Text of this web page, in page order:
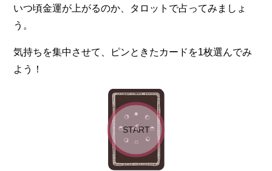
いつ頃金運が上がるのか、タロットで占ってみましょ
う。
気持ちを集中させて、ピンときたカードを1枚選んでみ
よう！
START